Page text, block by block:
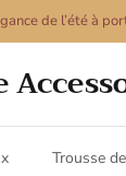
de l’été à
Trousse